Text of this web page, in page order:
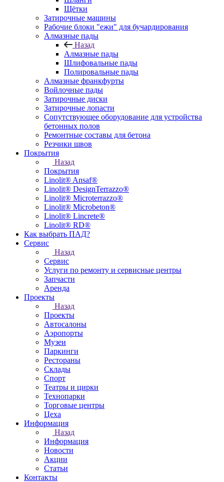
Щётки
Затирочные машины
Рабочие блоки "ежи" для бучардирования
Алмазные пады
Назад
Алмазные пады
Шлифовальные пады
Полировальные пады
Алмазные франкфурты
Войлочные пады
Затирочные диски
Затирочные лопасти
Сопутствующее оборудование для устройства
бетонных полов
Ремонтные составы для бетона
Резчики швов
Покрытия
Назад
Покрытия
Linolit® Ansaf®
Linolit® DesignTerrazzo®
Linolit® Microterrazzo®
Linolit® Microbeton®
Linolit® Lincrete®
Linolit® RD®
Как выбрать ПАД?
Сервис
Назад
Сервис
Услуги по ремонту и сервисные центры
Запчасти
Аренда
Проекты
Назад
Проекты
Автосалоны
Аэропорты
Музеи
Паркинги
Рестораны
Склады
Спорт
Театры и цирки
Технопарки
Торговые центры
Цеха
Информация
Назад
Информация
Новости
Акции
Статьи
Контакты